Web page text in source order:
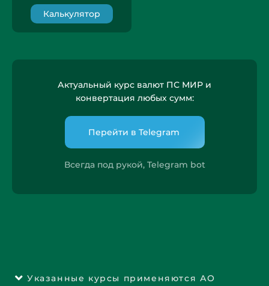
Калькулятор
Актуальный курс валют ПС МИР и
конвертация любых сумм:
Перейти в Telegram
Всегда под рукой, Telegram bot
Указанные курсы применяются АО